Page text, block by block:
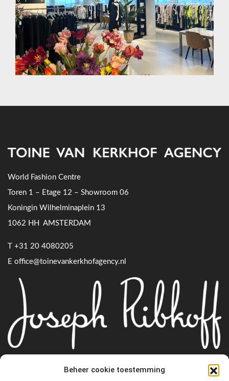
Beheer cookie toestemming
World Fashion Centre
Toren 1 – Etage 12 – Showroom 06
Koningin Wilhelminaplein 13
1062 HH AMSTERDAM
+31 20 4080205
E office@toinevankerkhofagency.nl
Follow us